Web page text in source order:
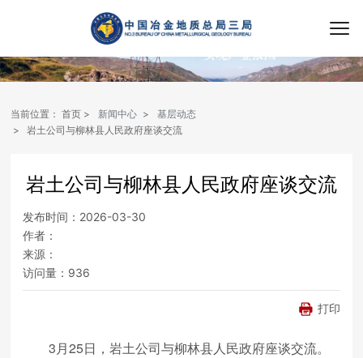
当前位置： 首页 新闻中心
基层动态
岩土公司与柳林县人民政府座谈交流
岩土公司与柳林县人民政府座谈交流
发布时间： 2026-03-30
作者：
来源：
访问量： 936
打印
3月25日，岩土公司与柳林县人民政府座谈交流。